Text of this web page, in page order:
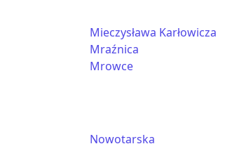
Mieczysława Karłowicza
Mraźnica
Mrowce
Nowotarska